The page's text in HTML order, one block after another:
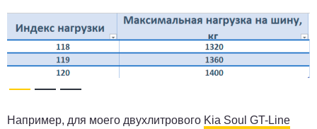
Например, для моего двухлитрового Kia Soul GT-Line